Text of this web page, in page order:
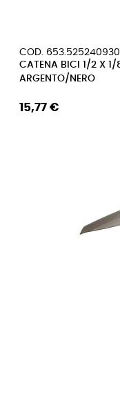
COD. 653.525240930
CATENA BICI 1/2 X 1/
ARGENTO/NERO
15,77 €